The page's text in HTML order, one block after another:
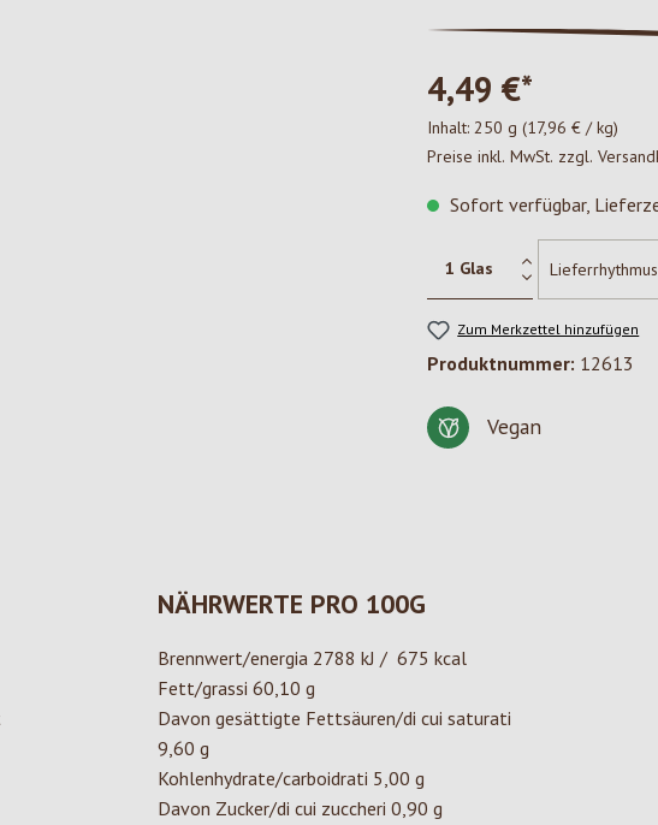
4,49 €*
Inhalt: 250 g (17,96 € / kg)
Preise inkl. MwSt. zzgl.
Sofort verfügbar,
Zum Merkzettel hinzufügen
Produktnummer: 12613
Vegan
NÄHRWERTE PRO 100G
Brennwert/energia 2788 kJ / 675 kcal
Fett/grassi 60,10 g
Davon gesättigte Fettsäuren/di cui saturati
9,60 g
Kohlenhydrate/carboidrati 5,00 g
Davon Zucker/di cui zuccheri 0,90 g